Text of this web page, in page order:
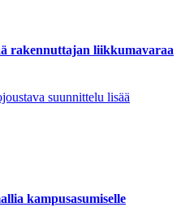
rakennuttajan liikkumavaraa
suunnittelu lisää
kampusasumiselle